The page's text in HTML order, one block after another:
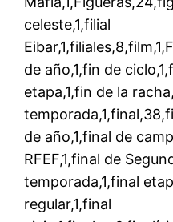
celeste,1,filial
de año,1,fin de
etapa,1,fin de la
de año,1,final de
RFEF,1,final de
temporada,1,final
regular,1,final